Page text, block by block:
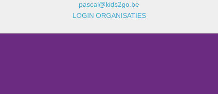
pascal@kids2go.be
LOGIN ORGANISATIES